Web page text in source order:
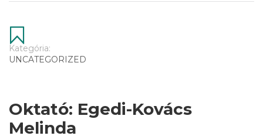
Kategória:
UNCATEGORIZED
Oktató: Egedi-Kovács
Melinda